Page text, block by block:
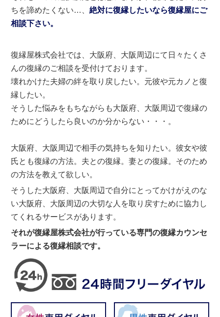
ちを諦めたくない…、絶対に復縁したいなら復縁屋にご
相談下さい。
復縁屋株式会社では、大阪府、大阪周辺にて日々たくさ
んの復縁のご相談を受付けております。
壊れかけた夫婦の絆を取り戻したい。元彼や元カノと復
縁したい。
そうした悩みをもちながらも大阪府、大阪周辺で復縁の
ためにどうしたら良いのか分からない・・・。
大阪府、大阪周辺で相手の気持ちを知りたい。彼女や彼
氏とも復縁の方法。夫との復縁。妻との復縁。そのため
の方法を教えて欲しい。
そうした大阪府、大阪周辺で自分にとってかけがえのな
い大阪府、大阪周辺の大切な人を取り戻すために協力し
てくれるサービスがあります。
それが復縁屋株式会社が行っている専門の復縁カウンセ
ラーによる復縁相談です。